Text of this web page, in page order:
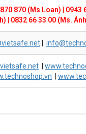
870 (Ms Loan)
0943
0832 66 33 00 (Ms.